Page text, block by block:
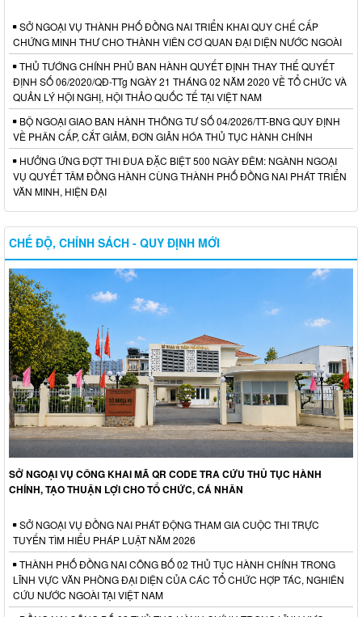
SỞ NGOẠI VỤ THÀNH PHỐ ĐỒNG NAI TRIỂN KHAI QUY CHẾ CẤP
CHỨNG MINH THƯ CHO THÀNH VIÊN CƠ QUAN ĐẠI DIỆN NƯỚC NGOÀI
THỦ TƯỚNG CHÍNH PHỦ BAN HÀNH QUYẾT ĐỊNH THAY THẾ QUYẾT
ĐỊNH SỐ 06/2020/QĐ-TTg NGÀY 21 THÁNG 02 NĂM 2020 VỀ TỔ CHỨC VÀ
QUẢN LÝ HỘI NGHỊ, HỘI THẢO QUỐC TẾ TẠI VIỆT NAM
BỘ NGOẠI GIAO BAN HÀNH THÔNG TƯ SỐ 04/2026/TT-BNG QUY ĐỊNH
VỀ PHÂN CẤP, CẮT GIẢM, ĐƠN GIẢN HÓA THỦ TỤC HÀNH CHÍNH
HƯỞNG ỨNG ĐỢT THI ĐUA ĐẶC BIỆT 500 NGÀY ĐÊM: NGÀNH NGOẠI
VỤ QUYẾT TÂM ĐỒNG HÀNH CÙNG THÀNH PHỐ ĐỒNG NAI PHÁT TRIỂN
VĂN MINH, HIỆN ĐẠI
CHẾ ĐỘ, CHÍNH SÁCH - QUY ĐỊNH MỚI
SỞ NGOẠI VỤ CÔNG KHAI MÃ QR CODE TRA CỨU THỦ TỤC HÀNH
CHÍNH, TẠO THUẬN LỢI CHO TỔ CHỨC, CÁ NHÂN
SỞ NGOẠI VỤ ĐỒNG NAI PHÁT ĐỘNG THAM GIA CUỘC THI TRỰC
TUYẾN TÌM HIỂU PHÁP LUẬT NĂM 2026
THÀNH PHỐ ĐỒNG NAI CÔNG BỐ 02 THỦ TỤC HÀNH CHÍNH TRONG
LĨNH VỰC VĂN PHÒNG ĐẠI DIỆN CỦA CÁC TỔ CHỨC HỢP TÁC, NGHIÊN
CỨU NƯỚC NGOÀI TẠI VIỆT NAM